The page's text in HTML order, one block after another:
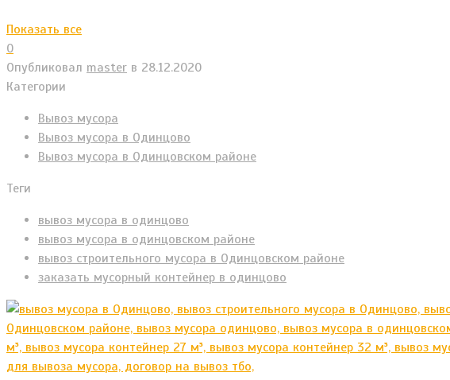
Показать все
0
Опубликовал master в 28.12.2020
Категории
Вывоз мусора
Вывоз мусора в Одинцово
Вывоз мусора в Одинцовском районе
Теги
вывоз мусора в одинцово
вывоз мусора в одинцовском районе
вывоз строительного мусора в Одинцовском районе
заказать мусорный контейнер в одинцово